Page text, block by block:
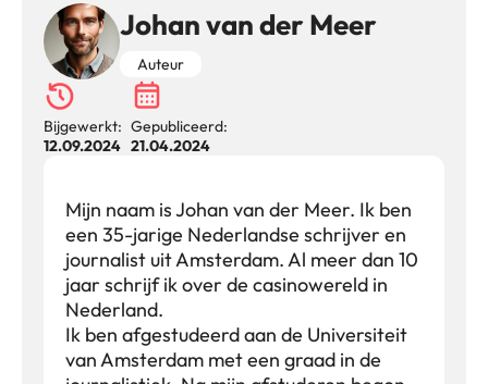
Johan van der Meer
Auteur
Bijgewerkt:
12.09.2024
Gepubliceerd:
21.04.2024
Mijn naam is Johan van der Meer. Ik ben
een 35-jarige Nederlandse schrijver en
journalist uit Amsterdam. Al meer dan 10
jaar schrijf ik over de casinowereld in
Nederland.
Ik ben afgestudeerd aan de Universiteit
van Amsterdam met een graad in de